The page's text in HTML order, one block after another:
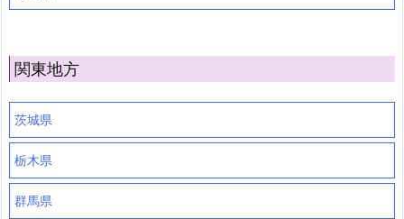
関東地方
茨城県
栃木県
群馬県